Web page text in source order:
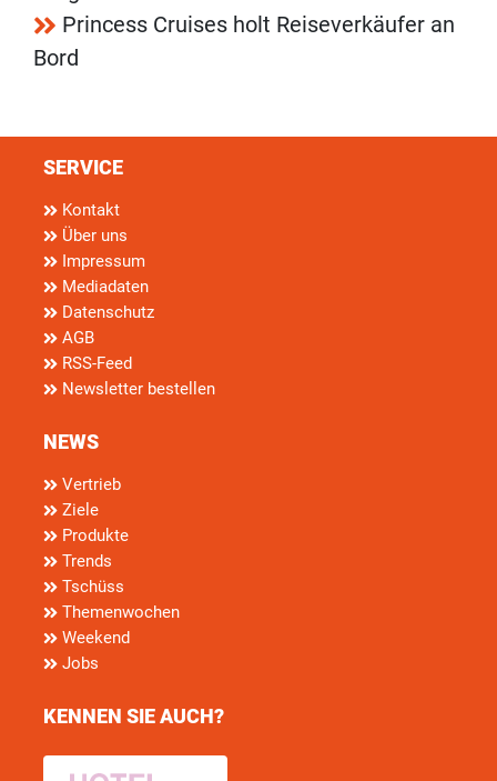
Princess Cruises holt Reiseverkäufer an
Bord
SERVICE
Kontakt
Über uns
Impressum
Mediadaten
Datenschutz
AGB
RSS-Feed
Newsletter bestellen
NEWS
Vertrieb
Ziele
Produkte
Trends
Tschüss
Themenwochen
Weekend
Jobs
KENNEN SIE AUCH?